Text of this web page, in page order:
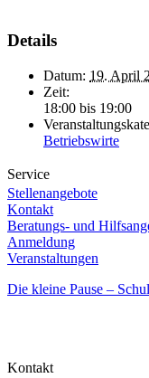
Details
Datum: 19. April
Zeit:
18:00 bis 19:00
Betriebswirte
Service
Stellenangebote
Kontakt
Beratungs- und
Anmeldung
Veranstaltungen
Die kleine Pause –
Kontakt